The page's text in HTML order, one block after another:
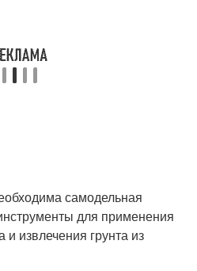
самодельная
для применения
и извлечения грунта из